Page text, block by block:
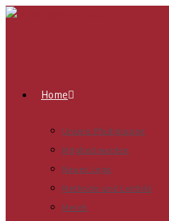
Home
Unsere Pfadigruppe
Mitglied werden
Neues Logo
Methode und Leitbild
Merch